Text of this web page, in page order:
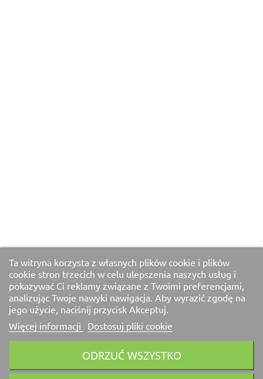
Ta witryna korzysta z własnych plików cookie i plików
cookie stron trzecich w celu ulepszenia naszych usług i
pokazywać Ci reklamy związane z Twoimi preferencjami,
analizując Twoje nawyki nawigacja. Aby wyrazić zgodę na
jego użycie, naciśnij przycisk Akceptuj.
Więcej informacji
Dostosuj pliki cookie
ODRZUĆ WSZYSTKO